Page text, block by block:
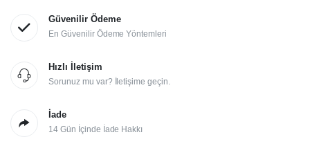
Güvenilir Ödeme
En Güvenilir Ödeme Yöntemleri
Hızlı İletişim
Sorunuz mu var? İletişime geçin.
İade
14 Gün İçinde İade Hakkı